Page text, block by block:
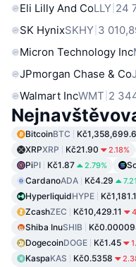
Eli Lilly And CoLLY 24
SK HynixSKHY 3
Micron Technology Inc
JPmorgan Chase & Co
Walmart IncWMT 2
BitcoinBTC
XRPXRP Kč21.90 2.18%
PiPI Kč1.87 2.79%
CardanoADA Kč4.29
HyperliquidHYPE
ZcashZEC Kč10,429.11
Shiba InuSHIB
DogecoinDOGE Kč1.45
KaspaKAS Kč0.5358